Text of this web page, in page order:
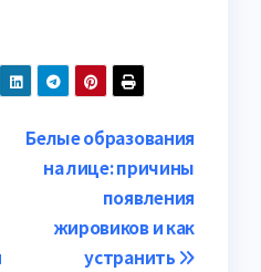
Белые образования
на лице: причины
появления
жировиков и как
устранить